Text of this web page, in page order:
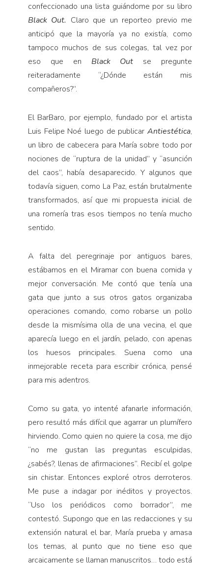
confeccionado una lista guiándome por su libro
Black Out. Claro que un reporteo previo me
anticipó que la mayoría ya no existía, como
tampoco muchos de sus colegas, tal vez por
eso que en Black Out se pregunte
reiteradamente “¿Dónde están mis
compañeros?”.
El BarBaro, por ejemplo, fundado por el artista
Luis Felipe Noé luego de publicarAntiestética,
un libro de cabecera para María sobre todo por
nociones de “ruptura de la unidad” y “asunción
del caos”, había desaparecido. Y algunos que
todavía siguen, como La Paz, están brutalmente
transformados, así que mi propuesta inicial de
una romería tras esos tiempos no tenía mucho
sentido.
A falta del peregrinaje por antiguos bares,
estábamos en el Miramar con buena comida y
mejor conversación. Me contó que tenía una
gata que junto a sus otros gatos organizaba
operaciones comando, como robarse un pollo
desde la mismísima olla de una vecina, el que
aparecía luego en el jardín, pelado, con apenas
los huesos principales. Suena como una
inmejorable receta para escribir crónica, pensé
para mis adentros.
Como su gata, yo intenté afanarle información,
pero resultó más difícil que agarrar un plumífero
hirviendo. Como quien no quiere la cosa, me dijo
“no me gustan las preguntas esculpidas,
¿sabés?, llenas de afirmaciones”. Recibí el golpe
sin chistar. Entonces exploré otros derroteros.
Me puse a indagar por inéditos y proyectos.
“Uso los periódicos como borrador”, me
contestó. Supongo que en las redacciones y su
extensión natural el bar, María prueba y amasa
los temas, al punto que no tiene eso que
arcaicamente se llaman manuscritos… todo está